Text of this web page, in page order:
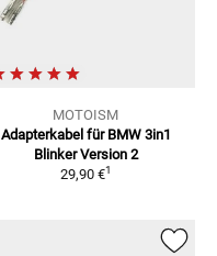
MOTOISM
Adapterkabel für BMW 3in1
Blinker Version 2
29,90 €1